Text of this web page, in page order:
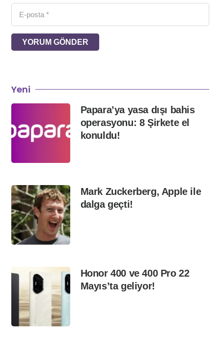
YORUM GÖNDER
Yeni
Papara’ya yasa dışı bahis
operasyonu: 8 Şirkete el
konuldu!
Mark Zuckerberg, Apple ile
dalga geçti!
Honor 400 ve 400 Pro 22
Mayıs’ta geliyor!